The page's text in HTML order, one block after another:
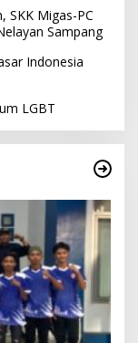
SKK Migas-PC
Sampang
Indonesia
LGBT